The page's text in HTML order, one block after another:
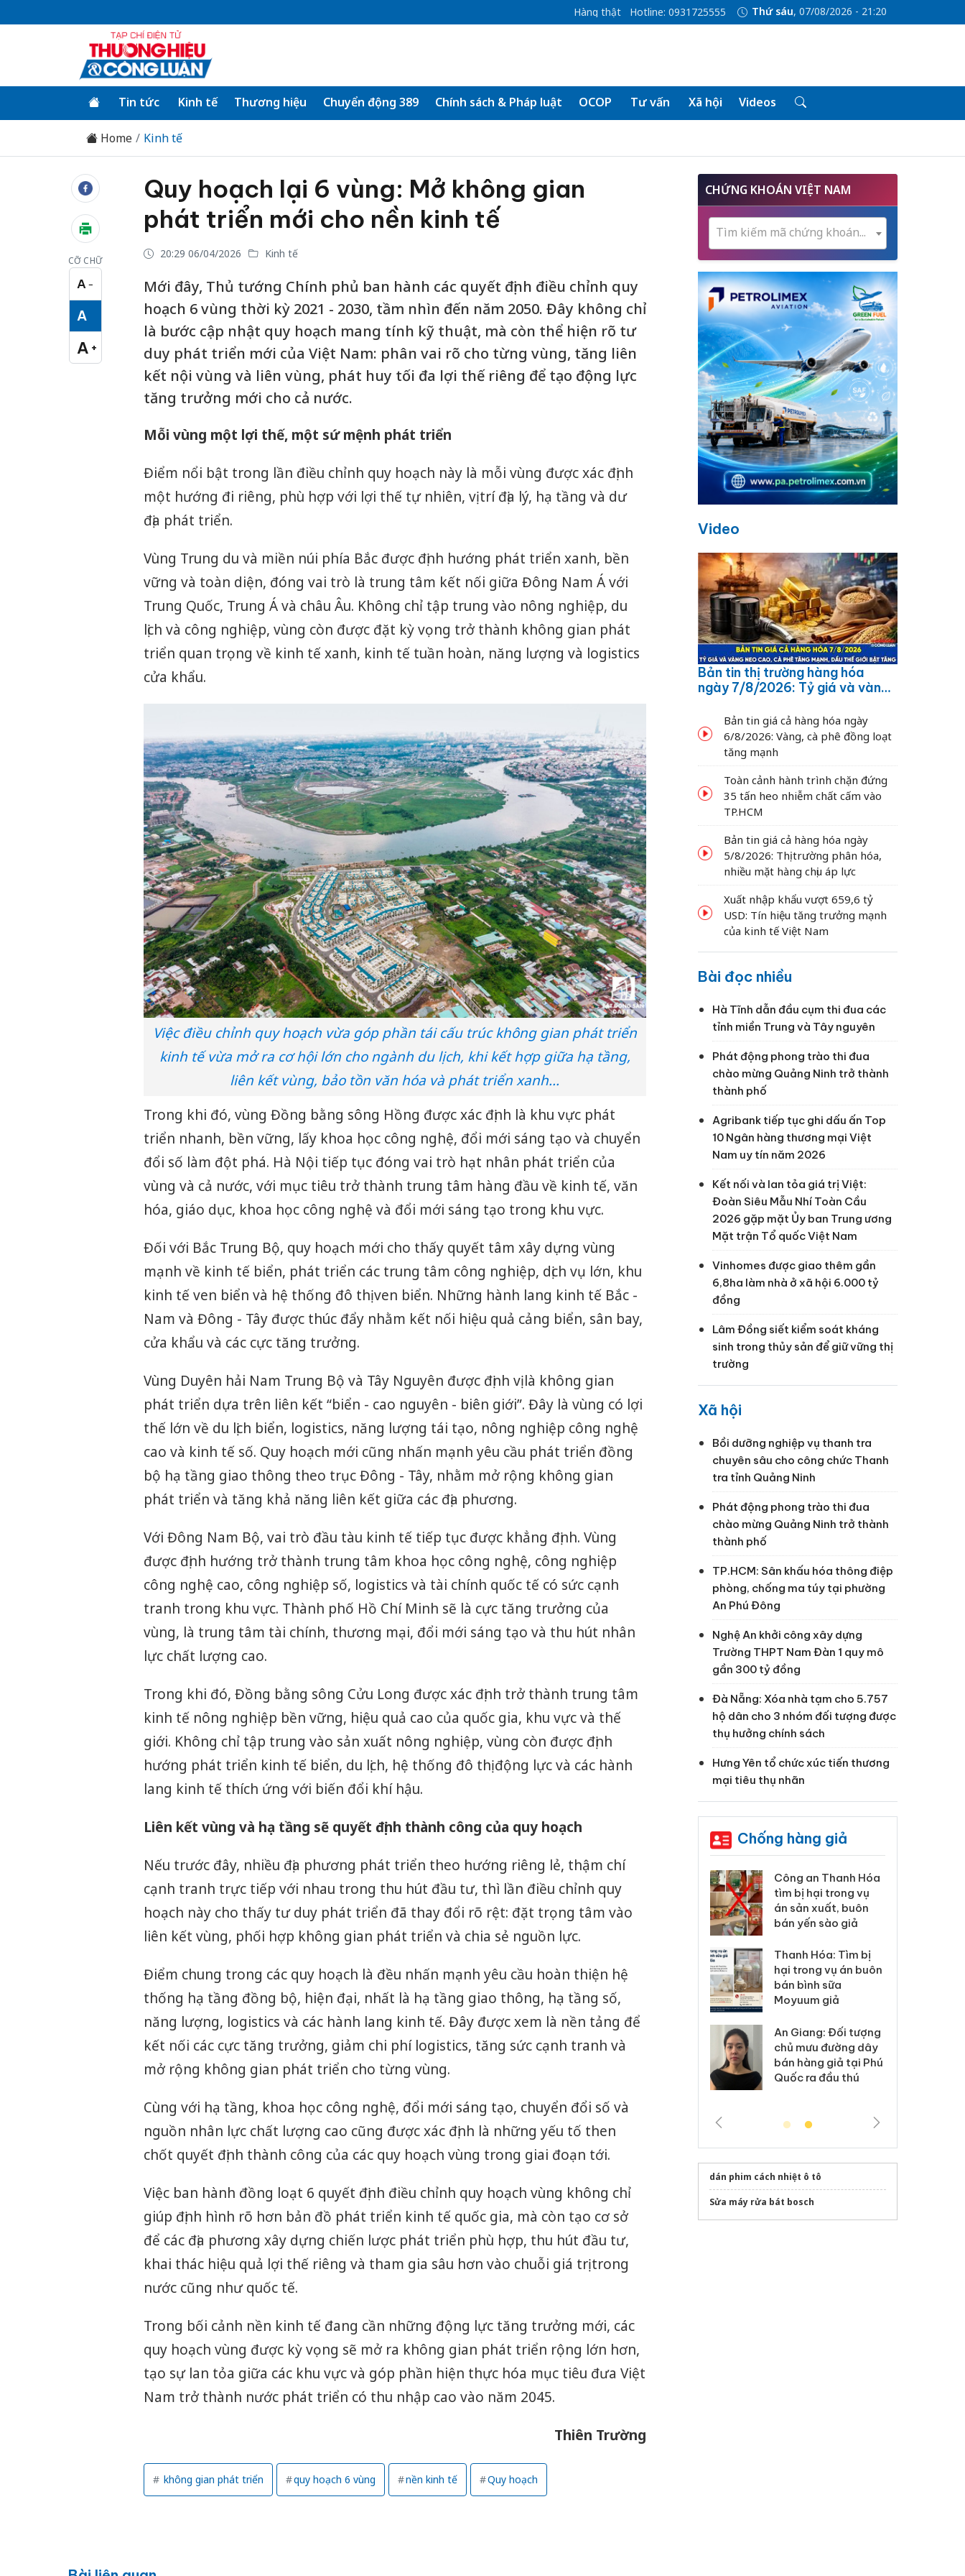
Hàng thật Hotline: 0931725555 Thứ sáu, 07/08/2026 - 21:20
Tin tức Kinh tế Thương hiệu Chuyển động 389 Chính sách & Pháp luật OCOP Tư vấn Xã hội Videos
Home Kinh tế
CỠ CHỮ
A −
Cỡ chữ nhỏ
A
Cỡ chữ vừa
A +
Cỡ chữ lớn
Quy hoạch lại 6 vùng: Mở không gian
phát triển mới cho nền kinh tế
20:29 06/04/2026 Kinh tế
Mới đây, Thủ tướng Chính phủ ban hành các quyết định điều chỉnh quy
hoạch 6 vùng thời kỳ 2021 - 2030, tầm nhìn đến năm 2050. Đây không chỉ
là bước cập nhật quy hoạch mang tính kỹ thuật, mà còn thể hiện rõ tư
duy phát triển mới của Việt Nam: phân vai rõ cho từng vùng, tăng liên
kết nội vùng và liên vùng, phát huy tối đa lợi thế riêng để tạo động lực
tăng trưởng mới cho cả nước.
Mỗi vùng một lợi thế, một sứ mệnh phát triển
Điểm nổi bật trong lần điều chỉnh quy hoạch này là mỗi vùng được xác định
một hướng đi riêng, phù hợp với lợi thế tự nhiên, vị trí địa lý, hạ tầng và dư
địa phát triển.
Vùng Trung du và miền núi phía Bắc được định hướng phát triển xanh, bền
vững và toàn diện, đóng vai trò là trung tâm kết nối giữa Đông Nam Á với
Trung Quốc, Trung Á và châu Âu. Không chỉ tập trung vào nông nghiệp, du
lịch và công nghiệp, vùng còn được đặt kỳ vọng trở thành không gian phát
triển quan trọng về kinh tế xanh, kinh tế tuần hoàn, năng lượng và logistics
cửa khẩu.
Việc điều chỉnh quy hoạch vừa góp phần tái cấu trúc không gian phát triển
kinh tế vừa mở ra cơ hội lớn cho ngành du lịch, khi kết hợp giữa hạ tầng,
liên kết vùng, bảo tồn văn hóa và phát triển xanh...
Trong khi đó, vùng Đồng bằng sông Hồng được xác định là khu vực phát
triển nhanh, bền vững, lấy khoa học công nghệ, đổi mới sáng tạo và chuyển
đổi số làm đột phá. Hà Nội tiếp tục đóng vai trò hạt nhân phát triển của
vùng và cả nước, với mục tiêu trở thành trung tâm hàng đầu về kinh tế, văn
hóa, giáo dục, khoa học công nghệ và đổi mới sáng tạo trong khu vực.
Đối với Bắc Trung Bộ, quy hoạch mới cho thấy quyết tâm xây dựng vùng
mạnh về kinh tế biển, phát triển các trung tâm công nghiệp, dịch vụ lớn, khu
kinh tế ven biển và hệ thống đô thị ven biển. Những hành lang kinh tế Bắc -
Nam và Đông - Tây được thúc đẩy nhằm kết nối hiệu quả cảng biển, sân bay,
cửa khẩu và các cực tăng trưởng.
Vùng Duyên hải Nam Trung Bộ và Tây Nguyên được định vị là không gian
phát triển dựa trên liên kết “biển - cao nguyên - biên giới”. Đây là vùng có lợi
thế lớn về du lịch biển, logistics, năng lượng tái tạo, nông nghiệp công nghệ
cao và kinh tế số. Quy hoạch mới cũng nhấn mạnh yêu cầu phát triển đồng
bộ hạ tầng giao thông theo trục Đông - Tây, nhằm mở rộng không gian
phát triển và tăng khả năng liên kết giữa các địa phương.
Với Đông Nam Bộ, vai trò đầu tàu kinh tế tiếp tục được khẳng định. Vùng
được định hướng trở thành trung tâm khoa học công nghệ, công nghiệp
công nghệ cao, công nghiệp số, logistics và tài chính quốc tế có sức cạnh
tranh trong khu vực. Thành phố Hồ Chí Minh sẽ là cực tăng trưởng của
vùng, là trung tâm tài chính, thương mại, đổi mới sáng tạo và thu hút nhân
lực chất lượng cao.
Trong khi đó, Đồng bằng sông Cửu Long được xác định trở thành trung tâm
kinh tế nông nghiệp bền vững, hiệu quả cao của quốc gia, khu vực và thế
giới. Không chỉ tập trung vào sản xuất nông nghiệp, vùng còn được định
hướng phát triển kinh tế biển, du lịch, hệ thống đô thị động lực và các hành
lang kinh tế thích ứng với biến đổi khí hậu.
Liên kết vùng và hạ tầng sẽ quyết định thành công của quy hoạch
Nếu trước đây, nhiều địa phương phát triển theo hướng riêng lẻ, thậm chí
cạnh tranh trực tiếp với nhau trong thu hút đầu tư, thì lần điều chỉnh quy
hoạch này cho thấy tư duy phát triển đã thay đổi rõ rệt: đặt trọng tâm vào
liên kết vùng, phối hợp không gian phát triển và chia sẻ nguồn lực.
Điểm chung trong các quy hoạch là đều nhấn mạnh yêu cầu hoàn thiện hệ
thống hạ tầng đồng bộ, hiện đại, nhất là hạ tầng giao thông, hạ tầng số,
năng lượng, logistics và các hành lang kinh tế. Đây được xem là nền tảng để
kết nối các cực tăng trưởng, giảm chi phí logistics, tăng sức cạnh tranh và
mở rộng không gian phát triển cho từng vùng.
Cùng với hạ tầng, khoa học công nghệ, đổi mới sáng tạo, chuyển đổi số và
nguồn nhân lực chất lượng cao cũng được xác định là những yếu tố then
chốt quyết định thành công của các quy hoạch vùng trong giai đoạn tới.
Việc ban hành đồng loạt 6 quyết định điều chỉnh quy hoạch vùng không chỉ
giúp định hình rõ hơn bản đồ phát triển kinh tế quốc gia, mà còn tạo cơ sở
để các địa phương xây dựng chiến lược phát triển phù hợp, thu hút đầu tư,
khai thác hiệu quả lợi thế riêng và tham gia sâu hơn vào chuỗi giá trị trong
nước cũng như quốc tế.
Trong bối cảnh nền kinh tế đang cần những động lực tăng trưởng mới, các
quy hoạch vùng được kỳ vọng sẽ mở ra không gian phát triển rộng lớn hơn,
tạo sự lan tỏa giữa các khu vực và góp phần hiện thực hóa mục tiêu đưa Việt
Nam trở thành nước phát triển có thu nhập cao vào năm 2045.
Thiên Trường
không gian phát triển quy hoạch 6 vùng nền kinh tế Quy hoạch
CHỨNG KHOÁN VIỆT NAM
Tìm kiếm mã chứng khoán...
Video
Bản tin thị trường hàng hóa
ngày 7/8/2026: Tỷ giá và vàng
dầu thế giới bật tăng
Bản tin giá cả hàng hóa ngày
6/8/2026: Vàng, cà phê đồng loạt
tăng mạnh
Toàn cảnh hành trình chặn đứng
35 tấn heo nhiễm chất cấm vào
TP.HCM
Bản tin giá cả hàng hóa ngày
5/8/2026: Thị trường phân hóa,
nhiều mặt hàng chịu áp lực
Xuất nhập khẩu vượt 659,6 tỷ
USD: Tín hiệu tăng trưởng mạnh
của kinh tế Việt Nam
Bài đọc nhiều
Hà Tĩnh dẫn đầu cụm thi đua các
tỉnh miền Trung và Tây nguyên
Phát động phong trào thi đua
chào mừng Quảng Ninh trở thành
thành phố
Agribank tiếp tục ghi dấu ấn Top
10 Ngân hàng thương mại Việt
Nam uy tín năm 2026
Kết nối và lan tỏa giá trị Việt:
Đoàn Siêu Mẫu Nhí Toàn Cầu
2026 gặp mặt Ủy ban Trung ương
Mặt trận Tổ quốc Việt Nam
Vinhomes được giao thêm gần
6,8ha làm nhà ở xã hội 6.000 tỷ
đồng
Lâm Đồng siết kiểm soát kháng
sinh trong thủy sản để giữ vững thị
trường
Xã hội
Bồi dưỡng nghiệp vụ thanh tra
chuyên sâu cho công chức Thanh
tra tỉnh Quảng Ninh
Phát động phong trào thi đua
chào mừng Quảng Ninh trở thành
thành phố
TP.HCM: Sân khấu hóa thông điệp
phòng, chống ma túy tại phường
An Phú Đông
Nghệ An khởi công xây dựng
Trường THPT Nam Đàn 1 quy mô
gần 300 tỷ đồng
Đà Nẵng: Xóa nhà tạm cho 5.757
hộ dân cho 3 nhóm đối tượng được
thụ hưởng chính sách
Hưng Yên tổ chức xúc tiến thương
mại tiêu thụ nhãn
Chống hàng giả
tìm bị hại trong vụ
án sản xuất, buôn
hại trong vụ án buôn
bán bình sữa
Moyuum giả
An Giang: Đối tượng
chủ mưu đường dây
Lào Cai xử lý 83 vụ vi
phạm thương mại
trong tháng 7
Hưng Yên: Xử lý 6 hộ
kinh doanh bán hàng
giả mạo nhãn hiệu
Adidas, Nike
Cà Mau: Tiêu hủy
công khai hàng ngàn
sản phẩm nhập lậu,
bảo vệ môi trường
dán phim cách nhiệt ô tô
Sửa máy rửa bát bosch